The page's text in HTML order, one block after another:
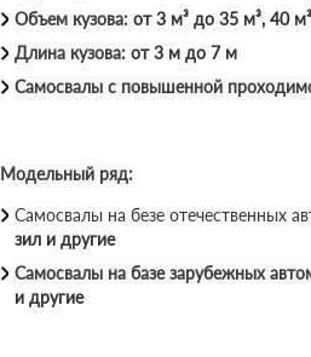
Объем кузова: от 3 м³ до 35 м³, 40
Длина кузова: от 3 м до 7 м
Самосвалы с повышенной
Модельный ряд:
Самосвалы на безе отечественных
зил и другие
Самосвалы на базе зарубежных
и другие